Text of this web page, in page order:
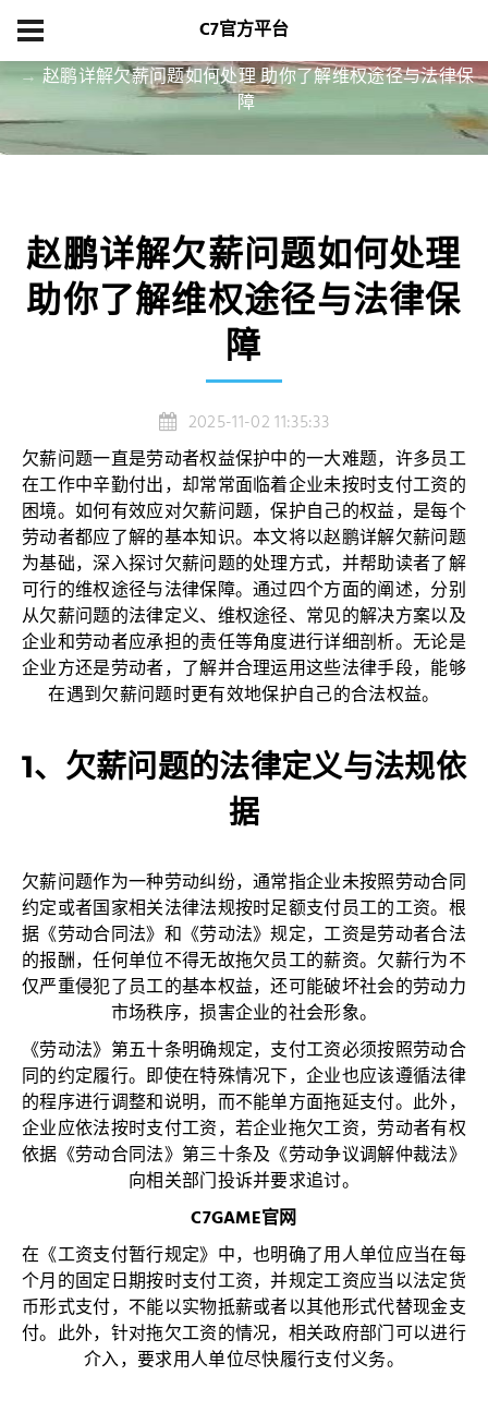
C7官方平台
赵鹏详解欠薪问题如何处理 助你了解维权途径与法律保
障
赵鹏详解欠薪问题如何处理
助你了解维权途径与法律保
障
2025-11-02 11:35:33
欠薪问题一直是劳动者权益保护中的一大难题，许多员工
在工作中辛勤付出，却常常面临着企业未按时支付工资的
困境。如何有效应对欠薪问题，保护自己的权益，是每个
劳动者都应了解的基本知识。本文将以赵鹏详解欠薪问题
为基础，深入探讨欠薪问题的处理方式，并帮助读者了解
可行的维权途径与法律保障。通过四个方面的阐述，分别
从欠薪问题的法律定义、维权途径、常见的解决方案以及
企业和劳动者应承担的责任等角度进行详细剖析。无论是
企业方还是劳动者，了解并合理运用这些法律手段，能够
在遇到欠薪问题时更有效地保护自己的合法权益。
1、欠薪问题的法律定义与法规依
据
欠薪问题作为一种劳动纠纷，通常指企业未按照劳动合同
约定或者国家相关法律法规按时足额支付员工的工资。根
据《劳动合同法》和《劳动法》规定，工资是劳动者合法
的报酬，任何单位不得无故拖欠员工的薪资。欠薪行为不
仅严重侵犯了员工的基本权益，还可能破坏社会的劳动力
市场秩序，损害企业的社会形象。
《劳动法》第五十条明确规定，支付工资必须按照劳动合
同的约定履行。即使在特殊情况下，企业也应该遵循法律
的程序进行调整和说明，而不能单方面拖延支付。此外，
企业应依法按时支付工资，若企业拖欠工资，劳动者有权
依据《劳动合同法》第三十条及《劳动争议调解仲裁法》
向相关部门投诉并要求追讨。
C7GAME官网
在《工资支付暂行规定》中，也明确了用人单位应当在每
个月的固定日期按时支付工资，并规定工资应当以法定货
币形式支付，不能以实物抵薪或者以其他形式代替现金支
付。此外，针对拖欠工资的情况，相关政府部门可以进行
介入，要求用人单位尽快履行支付义务。